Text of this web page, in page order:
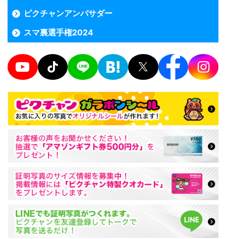
ピクチャンアンバサダー
スマ裏選手権2024